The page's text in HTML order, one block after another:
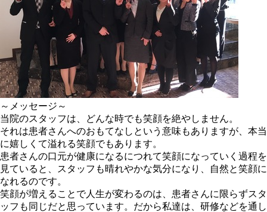
～メッセージ～
当院のスタッフは、どんな時でも笑顔を絶やしません。
それは患者さんへのおもてなしという意味もありますが、本当
に嬉しくて溢れる笑顔でもあります。
患者さんの口元が健康になるにつれて笑顔になっていく過程を
見ていると、スタッフも晴れやかな気分になり、自然と笑顔に
なれるのです。
笑顔が増えることで人生が変わるのは、患者さんに限らずスタ
ッフも同じだと思っています。だから私達は、研修などを通し